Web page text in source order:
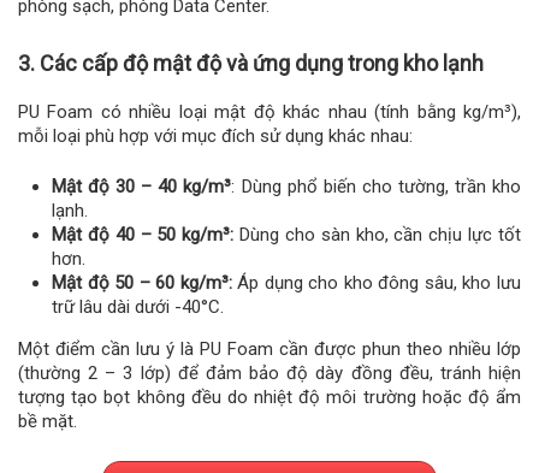
phòng sạch, phòng Data Center.
3. Các cấp độ mật độ và ứng dụng trong kho lạnh
PU Foam có nhiều loại mật độ khác nhau (tính bằng kg/m³),
mỗi loại phù hợp với mục đích sử dụng khác nhau:
Mật độ 30 – 40 kg/m³: Dùng phổ biến cho tường, trần kho
lạnh.
Mật độ 40 – 50 kg/m³: Dùng cho sàn kho, cần chịu lực tốt
hơn.
Mật độ 50 – 60 kg/m³:Áp dụng cho kho đông sâu, kho lưu
trữ lâu dài dưới -40°C.
Một điểm cần lưu ý là PU Foam cần được phun theo nhiều lớp
(thường 2 – 3 lớp) để đảm bảo độ dày đồng đều, tránh hiện
tượng tạo bọt không đều do nhiệt độ môi trường hoặc độ ẩm
bề mặt.